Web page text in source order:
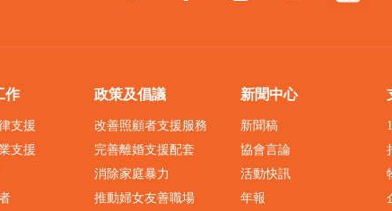
作
支援
支援
政策及倡議
改善照顧者支援服務
完善離婚支援配套
消除家庭暴力
推動婦女友善職場
新聞中心
新聞稿
協會言論
活動快訊
年報